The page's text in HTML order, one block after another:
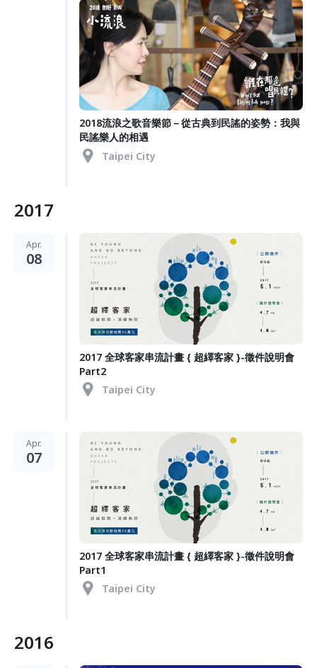
2018流浪之歌音樂節－從古典到民謠的姿勢：我與
民謠樂人的相遇
Taipei City
2017
Apr.
08
2017 全球客家串流計畫 { 超繹客家 }-徵件說明會
Part2
Taipei City
Apr.
07
2017 全球客家串流計畫 { 超繹客家 }-徵件說明會
Part1
Taipei City
2016